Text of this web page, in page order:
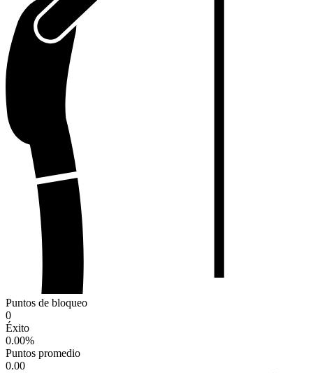
Puntos de bloqueo
0
Éxito
0.00%
Puntos promedio
0.00